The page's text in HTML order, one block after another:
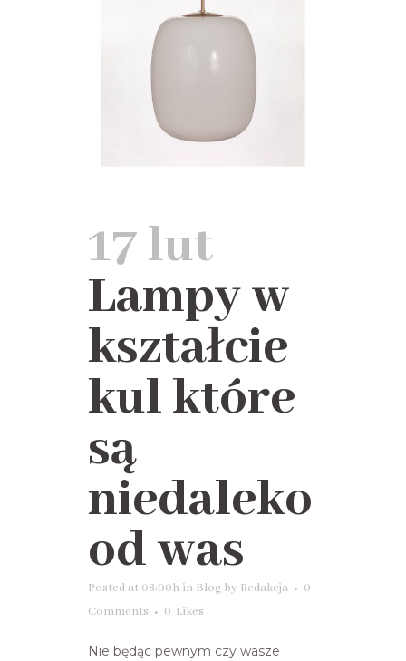
17 lut
Lampy w
kształcie
kul które
są
niedaleko
od was
Posted at 08:00h in Blog by Redakcja
0
Comments
0 Likes
Nie będąc pewnym czy wasze